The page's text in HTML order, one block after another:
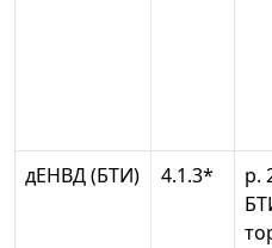
дЕНВД (БТИ) 4.1.3*
р.